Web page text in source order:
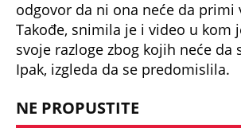
odgovor da ni ona neće da primi
Takođe, snimila je i video u kom
svoje razloge zbog kojih neće da
Ipak, izgleda da se predomislila.
NE PROPUSTITE